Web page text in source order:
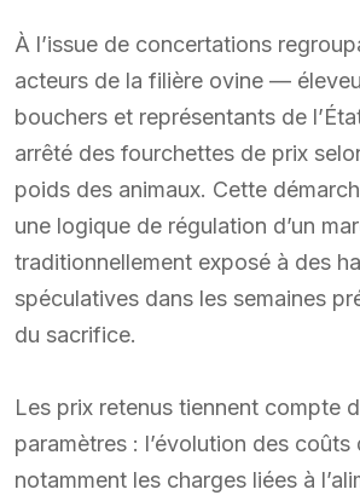
À l’issue de concertations
acteurs de la filière ovine —
bouchers et représentants de
arrêté des fourchettes de prix
poids des animaux. Cette
une logique de régulation d’un
traditionnellement exposé à des
spéculatives dans les semaines
du sacrifice.
Les prix retenus tiennent compte
paramètres : l’évolution des
notamment les charges liées à